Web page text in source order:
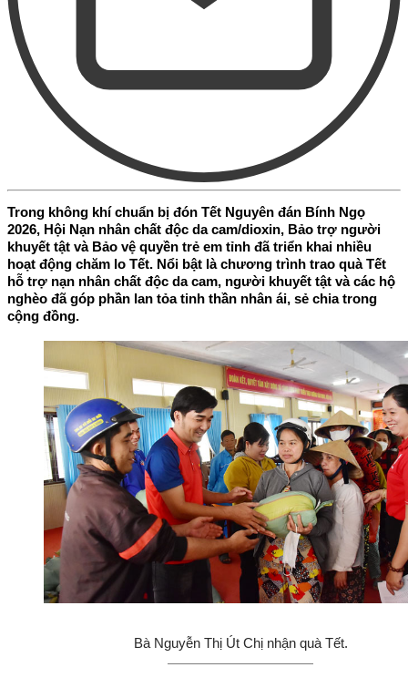
Trong không khí chuẩn bị đón Tết Nguyên đán Bính Ngọ
2026, Hội Nạn nhân chất độc da cam/dioxin, Bảo trợ người
khuyết tật và Bảo vệ quyền trẻ em tỉnh đã triển khai nhiều
hoạt động chăm lo Tết. Nổi bật là chương trình trao quà Tết
hỗ trợ nạn nhân chất độc da cam, người khuyết tật và các hộ
nghèo đã góp phần lan tỏa tinh thần nhân ái, sẻ chia trong
cộng đồng.
Bà Nguyễn Thị Út Chị nhận quà Tết.